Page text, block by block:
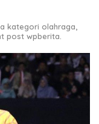
kategori olahraga,
post wpberita.